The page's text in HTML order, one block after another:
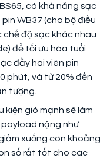
có khả năng sạc
WB37 (cho bộ điều
chế độ sạc khác nhau
để tối ưu hóa tuổi
đầy hai viên pin
phút, và từ 20% đến
tượng.
kiện gió mạnh sẽ làm
payload nặng như
xuống còn khoảng
số rất tốt cho các